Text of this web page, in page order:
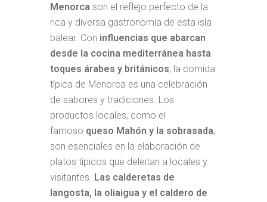
Menorca son el reflejo perfecto de la
rica y diversa gastronomía de esta isla
balear. Con influencias que abarcan
desde la cocina mediterránea hasta
toques árabes y británicos, la comida
típica de Menorca es una celebración
de sabores y tradiciones. Los
productos locales, como el
famoso queso Mahón y la sobrasada,
son esenciales en la elaboración de
platos típicos que deleitan a locales y
visitantes. Las calderetas de
langosta, la oliaigua y el caldero de